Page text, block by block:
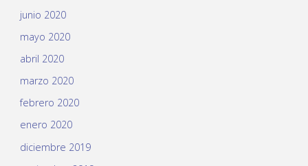
junio 2020
mayo 2020
abril 2020
marzo 2020
febrero 2020
enero 2020
diciembre 2019